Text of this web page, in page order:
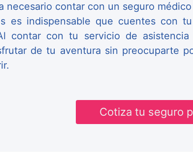
necesario contar con un seguro
es indispensable que cuentes con
contar con tu servicio de
de tu aventura sin preocuparte
Cotiza tu seguro